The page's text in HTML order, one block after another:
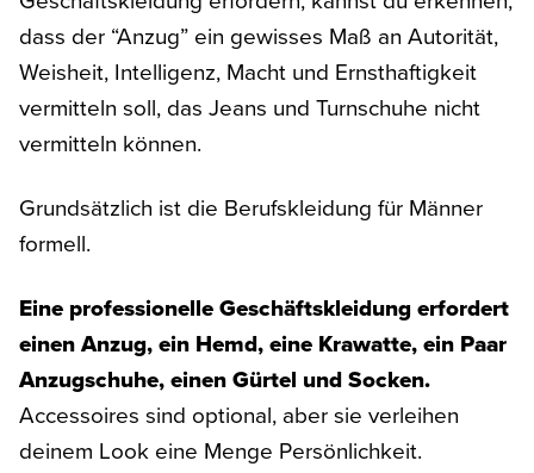
dass der “Anzug” ein gewisses Maß an Autorität,
Weisheit, Intelligenz, Macht und Ernsthaftigkeit
vermitteln soll, das Jeans und Turnschuhe nicht
vermitteln können.
Grundsätzlich ist die Berufskleidung für Männer
formell.
Eine professionelle Geschäftskleidung erfordert
einen Anzug, ein Hemd, eine Krawatte, ein Paar
Anzugschuhe, einen Gürtel und Socken.
Accessoires sind optional, aber sie verleihen
deinem Look eine Menge Persönlichkeit.